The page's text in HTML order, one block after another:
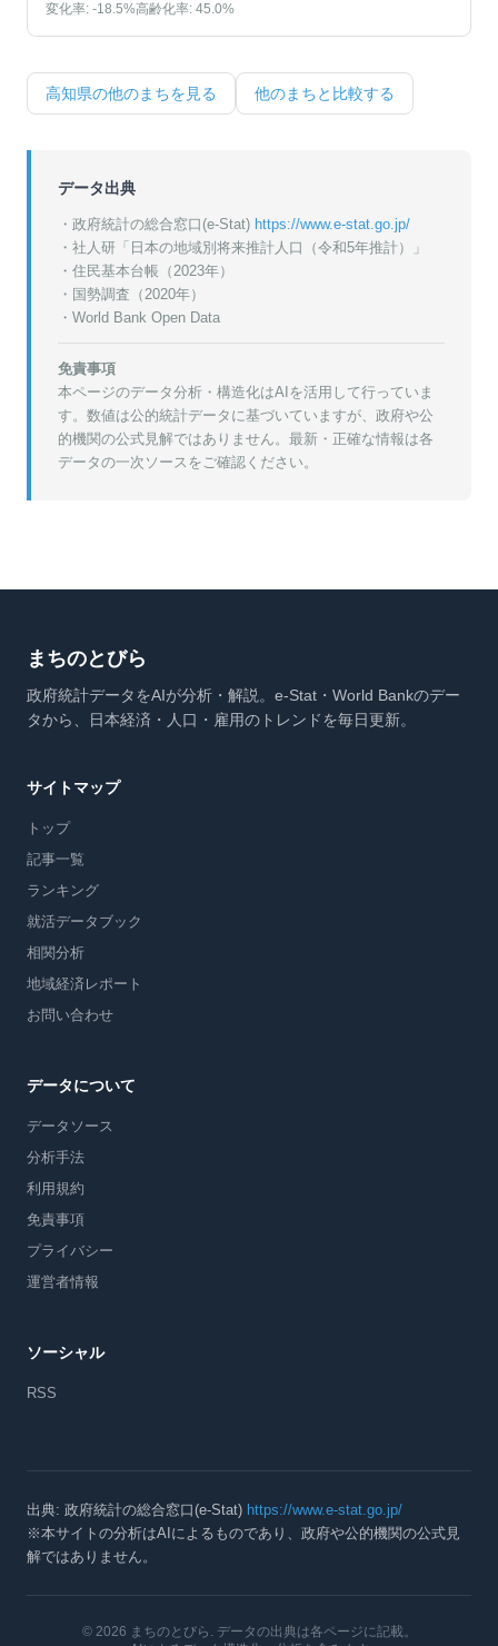
変化率: -18.5%高齢化率: 45.0%
高知県の他のまちを見る 他のまちと比較する
データ出典
・政府統計の総合窓口(e-Stat) https://www.e-stat.go.jp/
・ 社人研「日本の地域別将来推計人口（令和5年推計）」
・ 住民基本台帳（2023年）
・ 国勢調査（2020年）
・World Bank Open Data
免責事項
本ページのデータ分析・構造化はAIを活用して行っていま
す。数値は公的統計データに基づいていますが、政府や公
的機関の公式見解ではありません。最新・正確な情報は各
データの一次ソースをご確認ください。
まちのとびら
政府統計データをAIが分析・解説。e-Stat・World Bankのデー
タから、日本経済・人口・雇用のトレンドを毎日更新。
サイトマップ
トップ
記事一覧
ランキング
就活データブック
相関分析
地域経済レポート
お問い合わせ
データについて
データソース
分析手法
利用規約
免責事項
プライバシー
運営者情報
ソーシャル
RSS
出典: 政府統計の総合窓口(e-Stat) https://www.e-stat.go.jp/
※本サイトの分析はAIによるものであり、政府や公的機関の公式見
解ではありません。
© 2026 まちのとびら . データの出典は各ページに記載。